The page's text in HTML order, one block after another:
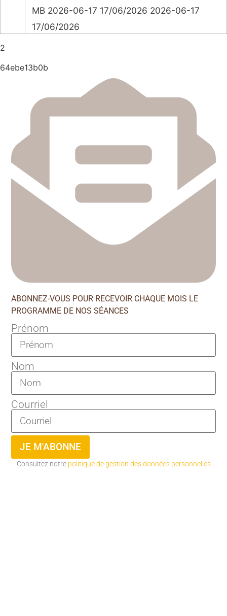
MB 2026-06-17 17/06/2026 2026-06-17
17/06/2026
2
64ebe13b0b
ABONNEZ-VOUS POUR RECEVOIR CHAQUE MOIS LE
PROGRAMME DE NOS SÉANCES
Prénom
Nom
Courriel
JE M'ABONNE
Consultez notre politique de gestion des données personnelles